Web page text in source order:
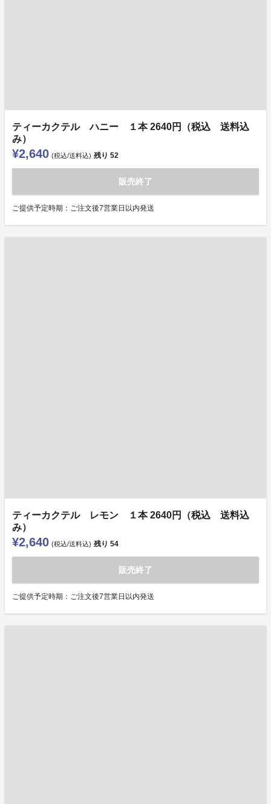
ティーカクテル ハニー １本 2640円（税込 送料込
み）
¥2,640 (税込/送料込) 残り 52
販売終了
ご提供予定時期：ご注文後7営業日以内発送
ティーカクテル レモン １本 2640円（税込 送料込
み）
¥2,640 (税込/送料込) 残り 54
販売終了
ご提供予定時期：ご注文後7営業日以内発送